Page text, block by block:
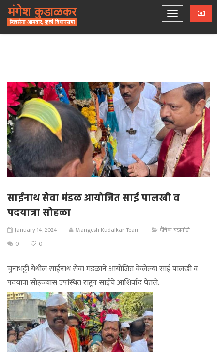
साईनाथ सेवा मंडळ आयोजित साई पालखी व
पदयात्रा सोहळा
January 14, 2024 Mangesh Kudalkar Team
दैनिक घडामोडी
0
0
चुनाभट्टी येथील साईनाथ सेवा मंडळाने आयोजित केलेल्या साई पालखी व
पदयात्रा सोहळ्यास उपस्थित राहून साईंचे आशिर्वाद घेतले.